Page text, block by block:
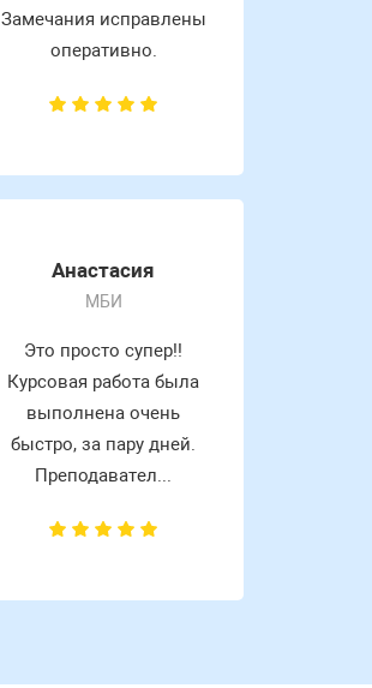
Замечания исправлены
оперативно.
Анастасия
МБИ
Это просто супер!!
Курсовая работа была
выполнена очень
быстро, за пару дней.
Преподавател...